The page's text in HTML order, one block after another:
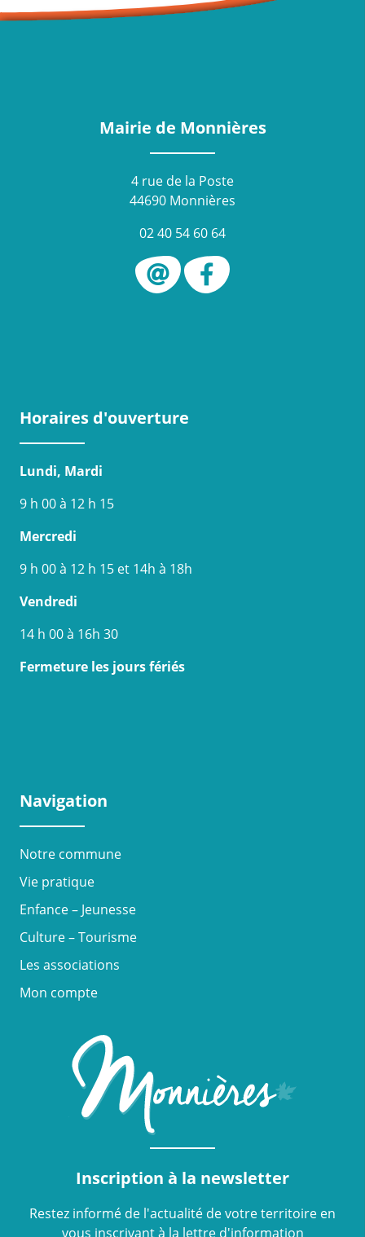
Mairie de Monnières
4 rue de la Poste
44690 Monnières
02 40 54 60 64
Horaires d'ouverture
Lundi, Mardi
9 h 00 à 12 h 15
Mercredi
9 h 00 à 12 h 15 et 14h à 18h
Vendredi
14 h 00 à 16h 30
Fermeture les jours fériés
Navigation
Notre commune
Vie pratique
Enfance – Jeunesse
Culture – Tourisme
Les associations
Mon compte
Inscription à la newsletter
Restez informé de l'actualité de votre territoire en
vous inscrivant à la lettre d'information